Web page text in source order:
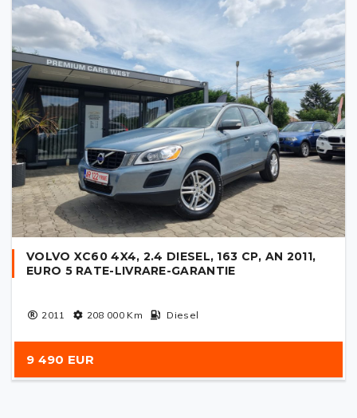
VOLVO XC60 4X4, 2.4 DIESEL, 163 CP, AN 2011,
EURO 5 RATE-LIVRARE-GARANTIE
2011 208 000Km Diesel
9 490 EUR